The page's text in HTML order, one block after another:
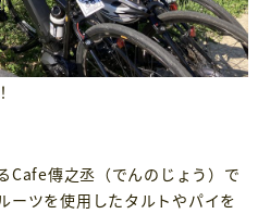
Cafe傳之丞（でんのじょう）で
ーツを使用したタルトやパイを